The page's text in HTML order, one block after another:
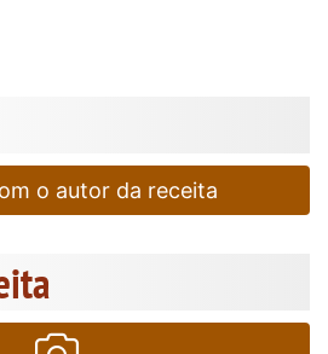
o autor da receita